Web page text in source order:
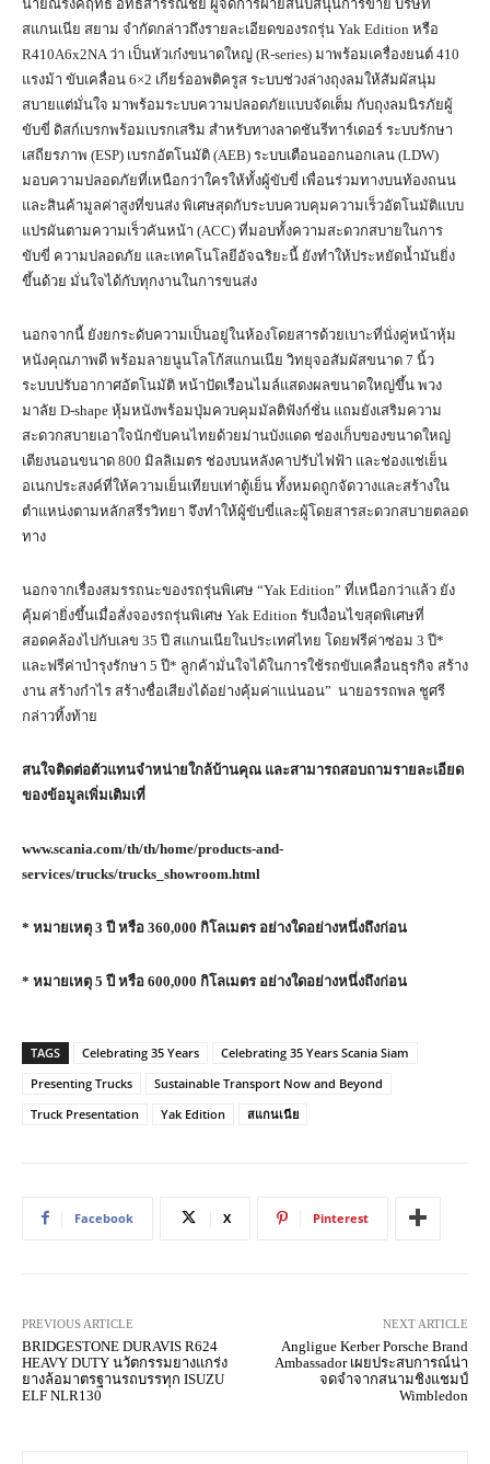
นายณรงค์ฤทธิ์ อิทธิสารรณชัย ผู้จัดการฝ่ายสนับสนุนการขาย บริษัท
สแกนเนีย สยาม จำกัดกล่าวถึงรายละเอียดของรถรุ่น Yak Edition หรือ
R410A6x2NA ว่า เป็นหัวเก๋งขนาดใหญ่ (R-series) มาพร้อมเครื่องยนต์ 410
แรงม้า ขับเคลื่อน 6×2 เกียร์ออพติครูส ระบบช่วงล่างถุงลมให้สัมผัสนุ่ม
สบายแต่มั่นใจ มาพร้อมระบบความปลอดภัยแบบจัดเต็ม กับถุงลมนิรภัยผู้
ขับขี่ ดิสก์เบรกพร้อมเบรกเสริม สำหรับทางลาดชันรีทาร์เดอร์ ระบบรักษา
เสถียรภาพ (ESP) เบรกอัตโนมัติ (AEB) ระบบเตือนออกนอกเลน (LDW)
มอบความปลอดภัยที่เหนือกว่าใครให้ทั้งผู้ขับขี่ เพื่อนร่วมทางบนท้องถนน
และสินค้ามูลค่าสูงที่ขนส่ง พิเศษสุดกับระบบควบคุมความเร็วอัตโนมัติแบบ
แปรผันตามความเร็วคันหน้า (ACC) ที่มอบทั้งความสะดวกสบายในการ
ขับขี่ ความปลอดภัย และเทคโนโลยีอัจฉริยะนี้ ยังทำให้ประหยัดน้ำมันยิ่ง
ขึ้นด้วย มั่นใจได้กับทุกงานในการขนส่ง
นอกจากนี้ ยังยกระดับความเป็นอยู่ในห้องโดยสารด้วยเบาะที่นั่งคู่หน้าหุ้ม
หนังคุณภาพดี พร้อมลายนูนโลโก้สแกนเนีย วิทยุจอสัมผัสขนาด 7 นิ้ว
ระบบปรับอากาศอัตโนมัติ หน้าปัดเรือนไมล์แสดงผลขนาดใหญ่ขึ้น พวง
มาลัย D-shape หุ้มหนังพร้อมปุ่มควบคุมมัลติฟังก์ชั่น แถมยังเสริมความ
สะดวกสบายเอาใจนักขับคนไทยด้วยม่านบังแดด ช่องเก็บของขนาดใหญ่
เตียงนอนขนาด 800 มิลลิเมตร ช่องบนหลังคาปรับไฟฟ้า และช่องแช่เย็น
อเนกประสงค์ที่ให้ความเย็นเทียบเท่าตู้เย็น ทั้งหมดถูกจัดวางและสร้างใน
ตำแหน่งตามหลักสรีรวิทยา จึงทำให้ผู้ขับขี่และผู้โดยสารสะดวกสบายตลอด
ทาง
นอกจากเรื่องสมรรถนะของรถรุ่นพิเศษ “Yak Edition” ที่เหนือกว่าแล้ว ยัง
คุ้มค่ายิ่งขึ้นเมื่อสั่งจองรถรุ่นพิเศษ Yak Edition รับเงื่อนไขสุดพิเศษที่
สอดคล้องไปกับเลข 35 ปี สแกนเนียในประเทศไทย โดยฟรีค่าซ่อม 3 ปี*
และฟรีค่าบำรุงรักษา 5 ปี* ลูกค้ามั่นใจได้ในการใช้รถขับเคลื่อนธุรกิจ สร้าง
งาน สร้างกำไร สร้างชื่อเสียงได้อย่างคุ้มค่าแน่นอน” นายอรรถพล ชูศรี
กล่าวทิ้งท้าย
สนใจติดต่อตัวแทนจำหน่ายใกล้บ้านคุณ และสามารถสอบถามรายละเอียด
ของข้อมูลเพิ่มเติมเที่
www.scania.com/th/th/home/products-and-
services/trucks/trucks_showroom.html
* หมายเหตุ 3 ปี หรือ 360,000 กิโลเมตร อย่างใดอย่างหนึ่งถึงก่อน
* หมายเหตุ 5 ปี หรือ 600,000 กิโลเมตร อย่างใดอย่างหนึ่งถึงก่อน
TAGS Celebrating 35 Years
Celebrating 35 Years Scania Siam
Presenting Trucks
Sustainable Transport Now and Beyond
Truck Presentation
Yak Edition สแกนเนีย
Facebook X Pinterest
PREVIOUS ARTICLE
BRIDGESTONE DURAVIS R624
HEAVY DUTY นวัตกรรมยางแกร่ง
ยางล้อมาตรฐานรถบรรทุก ISUZU
ELF NLR130
NEXT ARTICLE
Angligue Kerber Porsche Brand
Ambassador เผยประสบการณ์น่า
จดจำจากสนามชิงแชมป์
Wimbledon